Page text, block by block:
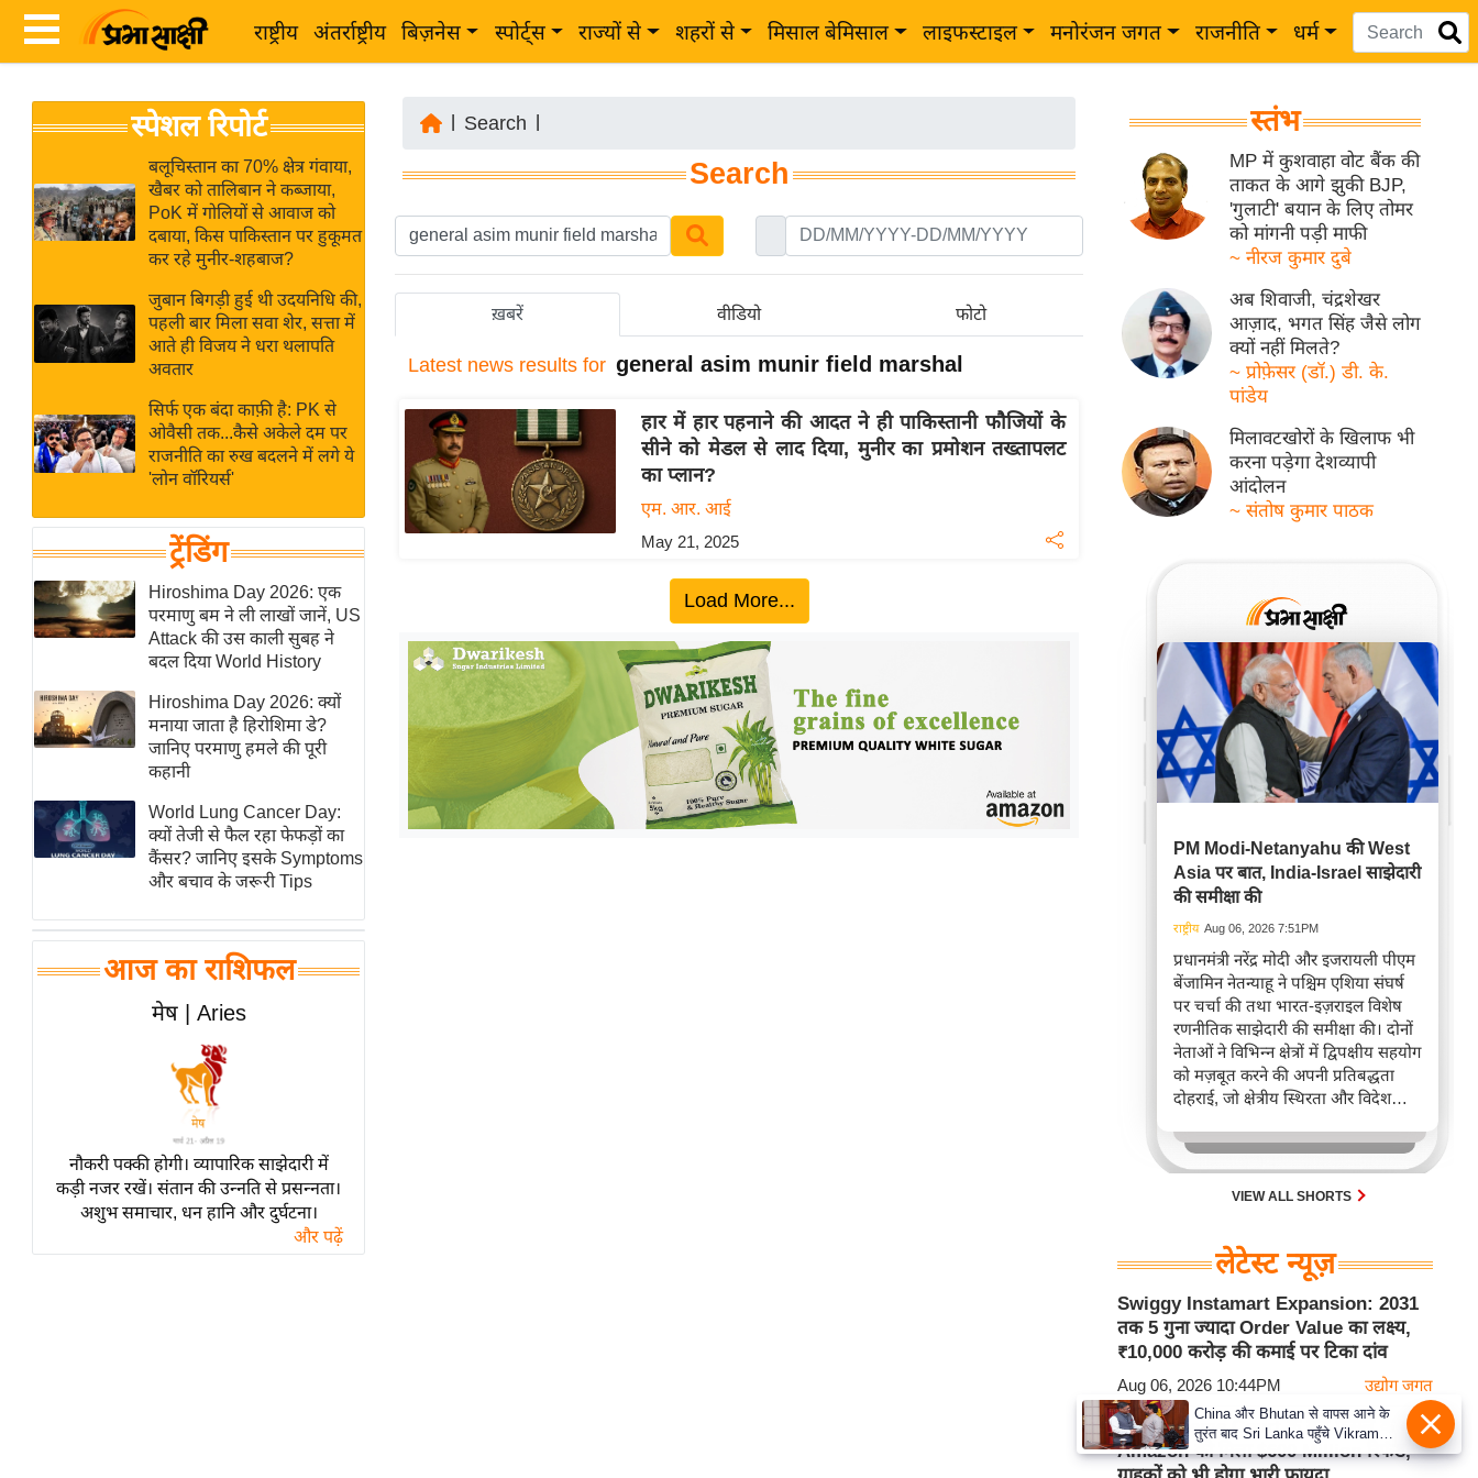
राष्ट्रीय अंतर्राष्ट्रीय बिज़नेस स्पोर्ट्स राज्यों से शहरों से मिसाल बेमिसाल लाइफस्टाइल मनोरंजन जगत राजनीति धर्म
News
Hindi
Hindi
Live
News in
Hindi
News
Hindi
Videos
ब
र
अंतर्राष्ट्रीय
बिज़नेस
उद्योग
विशेषज्ञ
राय
खेल
क्रिकेट
IPL
2026
ई-पेपर
मिसाल बेमिसाल
शख्सियत
यंग इंडिया
साहित्य जगत
ऑटो वर्ल्ड
मनोरंजन जगत
बॉलीवुड
हॉलीवुड
Breaking
लाइफस्टाइल
टेक्नॉलॉजी
ब्यूटी/फैशन
स्पेशल रिपोर्ट
बलूचिस्तान का 70% क्षेत्र गंवाया,
खैबर को तालिबान ने कब्जाया,
PoK में गोलियों से आवाज को
दबाया, किस पाकिस्तान पर हुकूमत
कर रहे मुनीर-शहबाज?
जुबान बिगड़ी हुई थी उदयनिधि की,
पहली बार मिला सवा शेर, सत्ता में
आते ही विजय ने धरा थलापति
अवतार
सिर्फ एक बंदा काफ़ी है: PK से
ओवैसी तक...कैसे अकेले दम पर
राजनीति का रुख बदलने में लगे ये
'लोन वॉरियर्स'
ट्रेंडिंग
Hiroshima Day 2026: एक
परमाणु बम ने ली लाखों जानें, US
Attack की उस काली सुबह ने
बदल दिया World History
Hiroshima Day 2026: क्यों
मनाया जाता है हिरोशिमा डे?
जानिए परमाणु हमले की पूरी
कहानी
World Lung Cancer Day:
क्यों तेजी से फैल रहा फेफड़ों का
कैंसर? जानिए इसके Symptoms
और बचाव के जरूरी Tips
आज का राशिफल
मेष | Aries
नौकरी पक्की होगी। व्यापारिक साझेदारी में
कड़ी नजर रखें। संतान की उन्नति से प्रसन्नता।
अशुभ समाचार, धन हानि और दुर्घटना।
और पढ़ें
Search
Search
ख़बरें वीडियो फोटो
Latest news results for general asim munir field marshal
हार में हार पहनाने की आदत ने ही पाकिस्तानी फौजियों के
सीने को मेडल से लाद दिया, मुनीर का प्रमोशन तख्तापलट
का प्लान?
एम. आर. आई
May 21, 2025
Load More...
स्तंभ
MP में कुशवाहा वोट बैंक की
ताकत के आगे झुकी BJP,
'गुलाटी' बयान के लिए तोमर
को मांगनी पड़ी माफी
~ नीरज कुमार दुबे
अब शिवाजी, चंद्रशेखर
आज़ाद, भगत सिंह जैसे लोग
क्यों नहीं मिलते?
~ प्रोफ़ेसर (डॉ.) डी. के.
पांडेय
मिलावटखोरों के खिलाफ भी
करना पड़ेगा देशव्यापी
आंदोलन
~ संतोष कुमार पाठक
PM Modi-Netanyahu की West
Asia पर बात, India-Israel साझेदारी
की समीक्षा की
राष्ट्रीय Aug 06, 2026 7:51PM
प्रधानमंत्री नरेंद्र मोदी और इजरायली पीएम
बेंजामिन नेतन्याहू ने पश्चिम एशिया संघर्ष
पर चर्चा की तथा भारत-इज़राइल विशेष
रणनीतिक साझेदारी की समीक्षा की। दोनों
नेताओं ने विभिन्न क्षेत्रों में द्विपक्षीय सहयोग
को मज़बूत करने की अपनी प्रतिबद्धता
दोहराई, जो क्षेत्रीय स्थिरता और विदेश
करता है।
VIEW ALL SHORTS
लेटेस्ट न्यूज़
Swiggy Instamart Expansion: 2031
तक 5 गुना ज्यादा Order Value का लक्ष्य,
₹10,000 करोड़ की कमाई पर टिका दांव
Aug 06, 2026 10:44PM उद्योग जगत
US Supreme Court के बड़े फैसले के बाद
Amazon को मिला $600 Million रिफंड,
China और Bhutan से वापस आने के
तुरंत बाद Sri Lanka पहुँचे Vikram
Misri, भारत के जबरदस्त दाँव से दुनिया
हुई हैरान